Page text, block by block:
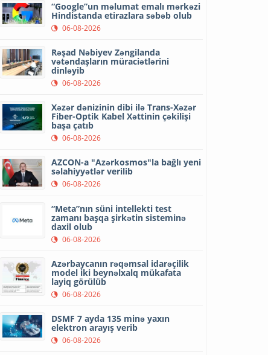
“Google”un məlumat emalı mərkəzi
Hindistanda etirazlara səbəb olub
06-08-2026
Rəşad Nəbiyev Zəngilanda
vətəndaşların müraciətlərini
dinləyib
06-08-2026
Xəzər dənizinin dibi ilə Trans-Xəzər
Fiber-Optik Kabel Xəttinin çəkilişi
başa çatıb
06-08-2026
AZCON-a "Azərkosmos"la bağlı yeni
səlahiyyətlər verilib
06-08-2026
“Meta”nın süni intellekti test
zamanı başqa şirkətin sisteminə
daxil olub
06-08-2026
Azərbaycanın rəqəmsal idarəçilik
model iki beynəlxalq mükafata
layiq görülüb
06-08-2026
DSMF 7 ayda 135 minə yaxın
elektron arayış verib
06-08-2026